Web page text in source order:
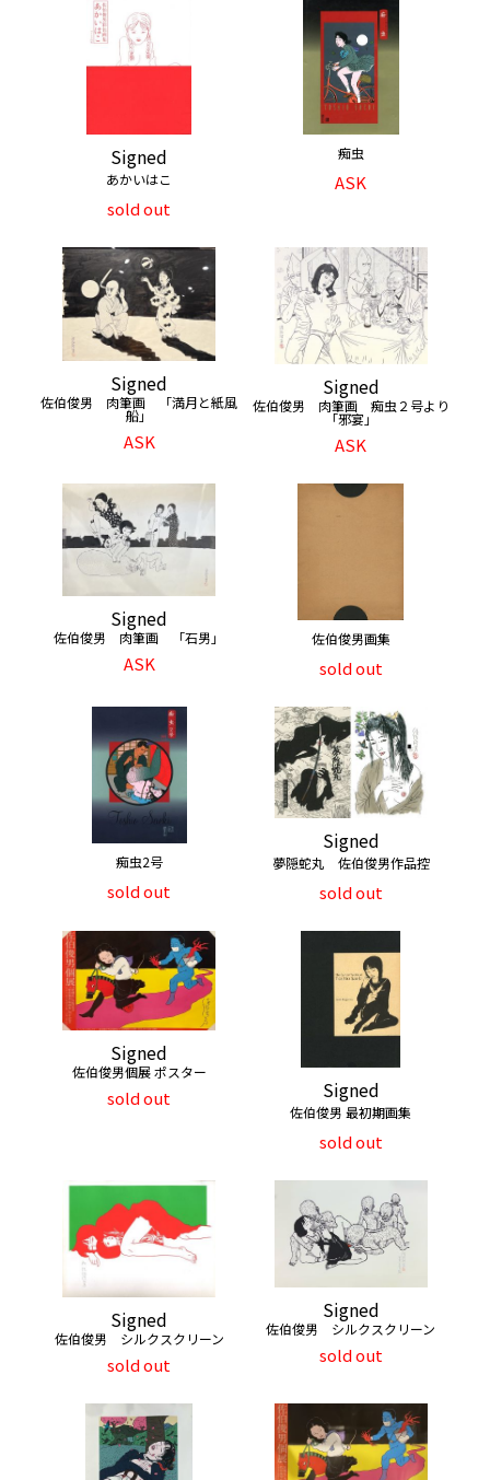
Signed
あかいはこ
sold out
痴虫
ASK
Signed
佐伯俊男 肉筆画 「満月と紙風
船」
ASK
Signed
佐伯俊男 肉筆画 痴虫２号より
「邪宴」
ASK
Signed
佐伯俊男 肉筆画 「石男」
ASK
佐伯俊男画集
sold out
痴虫2号
sold out
Signed
夢隠蛇丸 佐伯俊男作品控
sold out
Signed
佐伯俊男個展 ポスター
sold out Signed
佐伯俊男 最初期画集
sold out
Signed
佐伯俊男 シルクスクリーン
sold out
Signed
佐伯俊男 シルクスクリーン
sold out